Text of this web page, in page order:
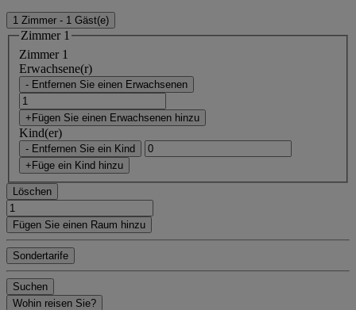
1 Zimmer - 1 Gäst(e)
Zimmer 1
Zimmer 1
Erwachsene(r)
- Entfernen Sie einen Erwachsenen
+Fügen Sie einen Erwachsenen hinzu
Kind(er)
- Entfernen Sie ein Kind
+Füge ein Kind hinzu
Löschen
Fügen Sie einen Raum hinzu
Sondertarife
Suchen
Wohin reisen Sie?